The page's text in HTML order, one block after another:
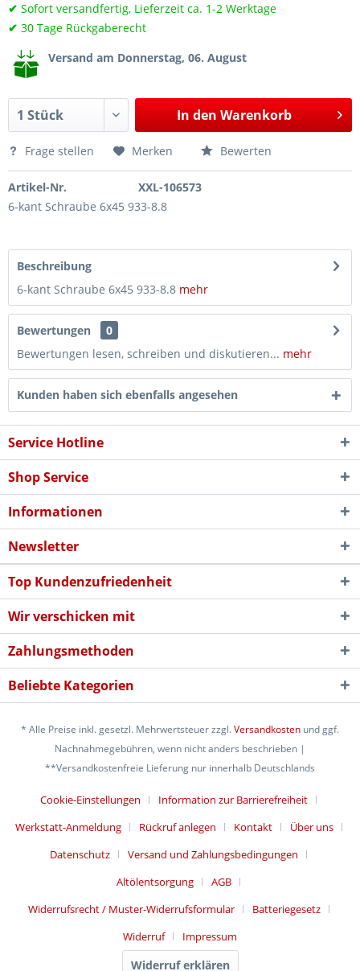
✔ Sofort versandfertig, Lieferzeit ca. 1-2 Werktage
✔ 30 Tage Rückgaberecht
Versand am Donnerstag, 06. August
In den Warenkorb
Frage stellen Merken Bewerten
Artikel-Nr.
XXL-106573
6-kant Schraube 6x45 933-8.8
Beschreibung
6-kant Schraube 6x45 933-8.8 mehr
Bewertungen
0
Bewertungen lesen, schreiben und diskutieren... mehr
Kunden haben sich ebenfalls angesehen
Service Hotline
Shop Service
Informationen
Newsletter
Top Kundenzufriedenheit
Wir verschicken mit
Zahlungsmethoden
Beliebte Kategorien
* Alle Preise inkl. gesetzl. Mehrwertsteuer zzgl.Versandkosten und ggf.
Nachnahmegebühren, wenn nicht anders beschrieben |
**Versandkostenfreie Lieferung nur innerhalb Deutschlands
Cookie-Einstellungen
Information zur Barrierefreiheit
Werkstatt-Anmeldung
Rückruf anlegen Kontakt
Über uns
Datenschutz
Versand und Zahlungsbedingungen
Altölentsorgung
AGB
Widerrufsrecht / Muster-Widerrufsformular
Batteriegesetz
Widerruf
Impressum
Widerruf erklären